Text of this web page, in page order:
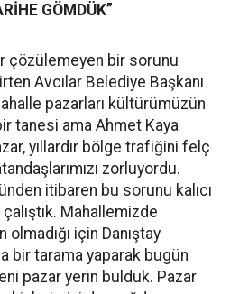
GÖMDÜK”
çözülemeyen bir sorunu
Avcılar Belediye Başkanı
pazarları kültürümüzün
tanesi ama Ahmet Kaya
yıllardır bölge trafiğini felç
zorluyordu.
itibaren bu sorunu kalıcı
Mahallemizde
için Danıştay
bir tarama yaparak bugün
yeni pazar yerin bulduk. Pazar